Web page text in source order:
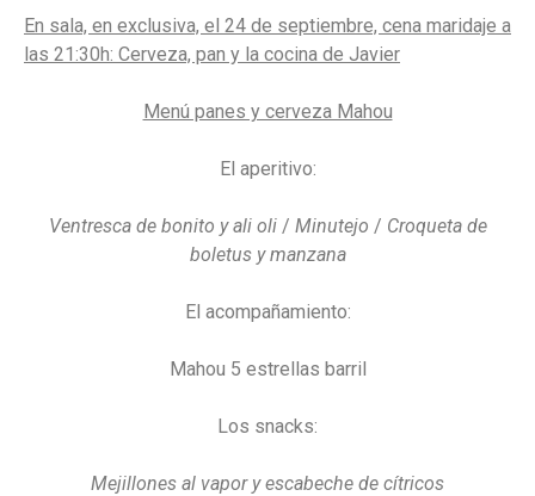
En sala, en exclusiva, el 24 de septiembre, cena maridaje a
las 21:30h: Cerveza, pan y la cocina de Javier
Menú panes y cerveza Mahou
El aperitivo:
Ventresca de bonito y ali oli/ Minutejo / Croqueta de
boletus y manzana
El acompañamiento:
Mahou 5 estrellas barril
Los snacks:
Mejillones al vapor y escabeche de cítricos